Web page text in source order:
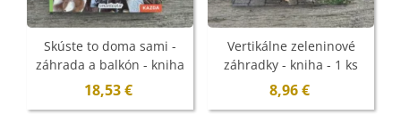
Skúste to doma sami -
záhrada a balkón - kniha
- 1 ks
18,53 €
Vertikálne zeleninové
záhradky - kniha - 1 ks
8,96 €